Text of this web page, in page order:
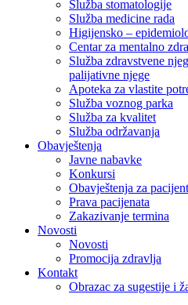
Služba stomatologije
Služba medicine rada
Higijensko –
Centar za mentalno
Služba zdravstvene
palijativne njege
Apoteka za vlastite
Služba voznog parka
Služba za kvalitet
Služba održavanja
Obavještenja
Javne nabavke
Konkursi
Obavještenja za
Prava pacijenata
Zakazivanje termina
Novosti
Novosti
Promocija zdravlja
Kontakt
Obrazac za sugestije i